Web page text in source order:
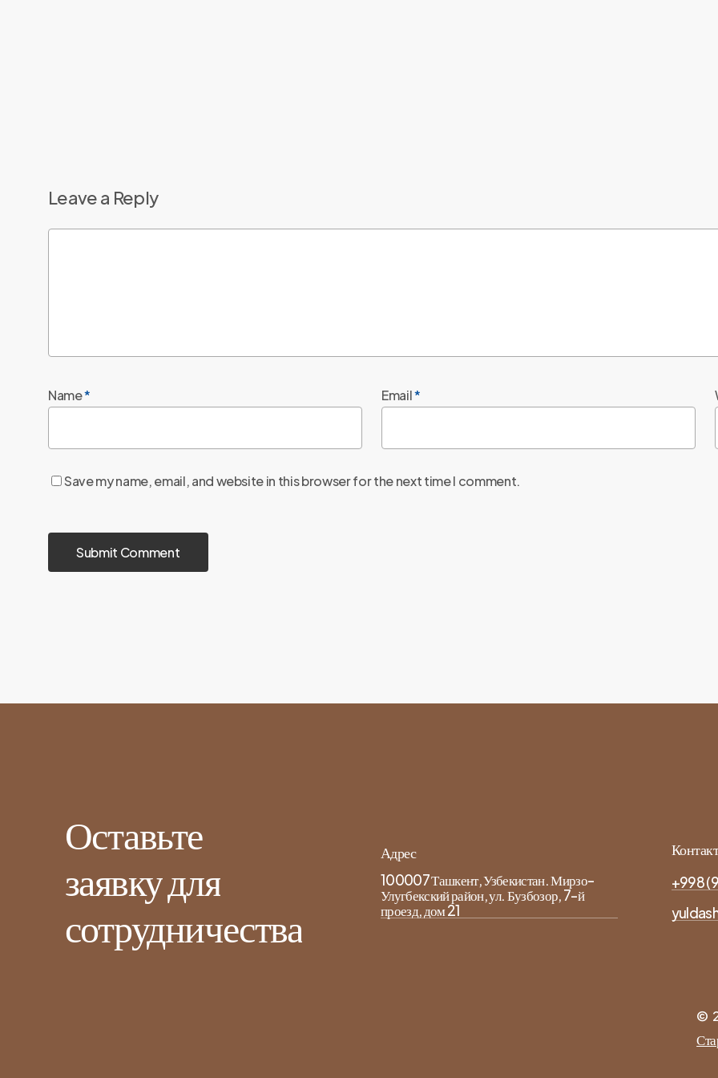
Leave a Reply
Name* Email*
Save my name, email, and website in this browser for the next time I comment.
Оставьте
заявкудля
сотрудничества
Адрес
100007 Ташкент, Узбекистан. Мирзо-
Улугбекский район, ул. Бузбозор, 7-й
проезд, дом 21
+998
©